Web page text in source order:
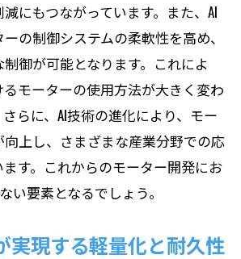
にもつながっています。また、AI
の制御システムの柔軟性を高め、
御が可能となります。これによ
モーターの使用方法が大きく変わ
らに、AI技術の進化により、モー
上し、さまざまな産業分野での応
す。これからのモーター開発にお
い要素となるでしょう。
実現する軽量化と耐久性